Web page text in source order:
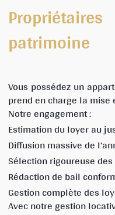
patrimoine
Vous possédez un
prend en charge la
Notre engagement :
Estimation du loyer au
Diffusion massive de
Sélection rigoureuse
Rédaction de bail
Gestion complète des
Avec notre gestion